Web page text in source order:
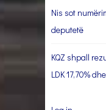
Nis sot
deputetë
KQZ shpall
LDK 17,70%